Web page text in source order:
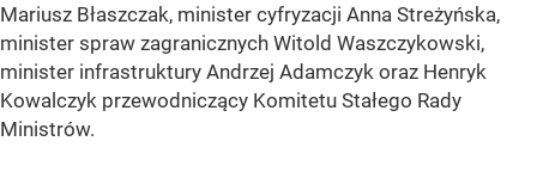
Mariusz Błaszczak, minister cyfryzacji Anna Streżyńska,
minister spraw zagranicznych Witold Waszczykowski,
minister infrastruktury Andrzej Adamczyk oraz Henryk
Kowalczyk przewodniczący Komitetu Stałego Rady
Ministrów.